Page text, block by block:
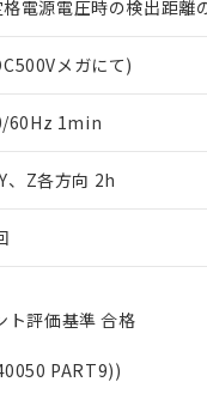
電源電圧時の検出距
メガにて)
60Hz 1min
、Z各方向 2h
ト評価基準 合格
PART9))
とは、"個人情報の共同
。
ンロードすることがで
の非含有証明書
当社基準）
非含有を証明するもの
酸エステル類４物質
対応日を記載しており
在庫切替を完了してい